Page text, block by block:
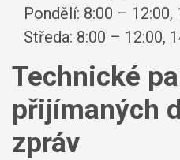
Pondělí: 8:00 – 12:00,
Středa: 8:00 – 12:00,
Technické
přijímaných
zpráv